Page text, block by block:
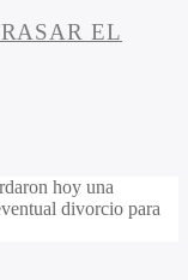
EL
hoy una
divorcio para